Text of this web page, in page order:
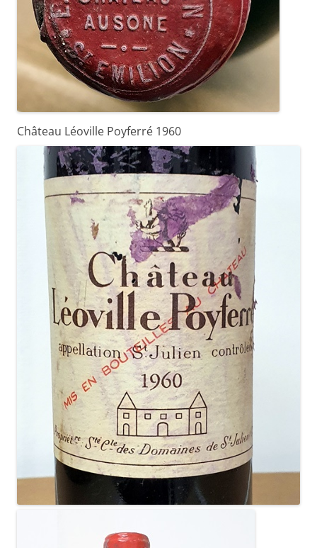
Château Léoville Poyferré 1960